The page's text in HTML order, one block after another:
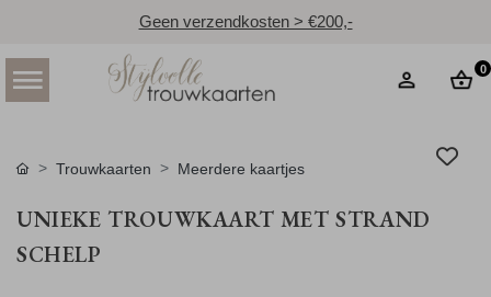
Geen verzendkosten > €200,-
0
Trouwkaarten Meerdere kaartjes
UNIEKE TROUWKAART MET STRAND
SCHELP